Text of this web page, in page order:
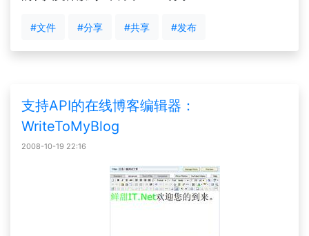
#文件 #分享 #共享 #发布
支持API的在线博客编辑器：
WriteToMyBlog
2008-10-19 22:16